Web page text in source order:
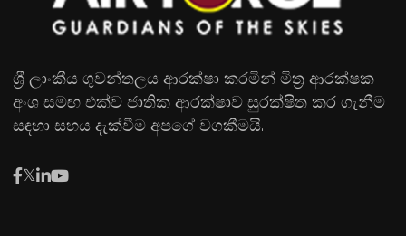
ශ්‍රී ලාංකීය ගුවන්තලය ආරක්ෂා කරමින් මිත්‍ර ආරක්ෂක
අංශ සමඟ එක්ව ජාතික ආරක්ෂාව සුරක්ෂිත කර ගැනීම
සඳහා සහය දැක්වීම අපගේ වගකීමයි.